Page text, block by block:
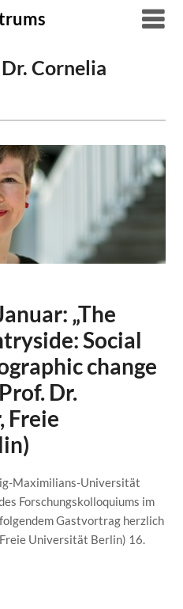
Cornelia
„The
Social
change
Dr.
Freie
Maximilians-Universität
Forschungskolloquiums im
Gastvortrag herzlich
Universität Berlin) 16.